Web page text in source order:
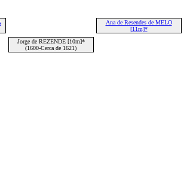
Ana de Resendes de MELO
[11m]*
Jorge de REZENDE [10m]*
(1600-Cerca de 1621)